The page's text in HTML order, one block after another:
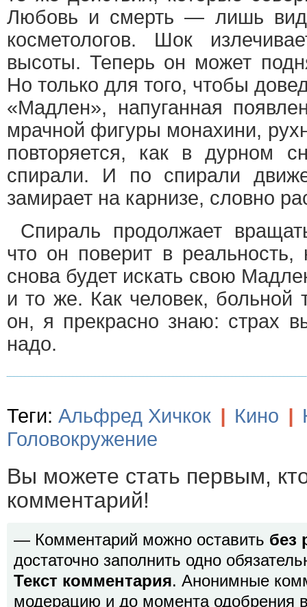
Любовь и смерть — лишь
косметологов. Шок
высоты. Теперь он может
Но только для того, чтобы
«Мадлен», напуганная
мрачной фигуры монахини,
повторяется, как в дурном
спирали. И по спирали
замирает на карнизе, словно
Спираль продолжает
что он поверит в реальность,
снова будет искать свою
и то же. Как человек, больной
он, я прекрасно знаю: страх
надо.
Теги: Альфред Хичкок | Кино |
Головокружение
Вы можете стать первым,
комментарий!
— Комментарий можно оставить без
достаточно заполнить одно
Текст комментария. Анонимные
модерацию и до момента одобрения